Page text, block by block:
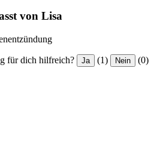
von Lisa
für dich hilfreich? Ja (1) Nein (0)